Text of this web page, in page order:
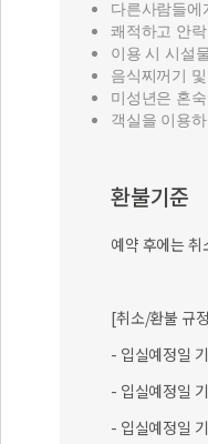
다른사람들에
쾌적하고 안
이용 시 시설
음식찌꺼기
미성년은 혼
객실을 이용
환불기준
예약 후에는
[취소/환불 규
- 입실예정일
- 입실예정일
- 입실예정일